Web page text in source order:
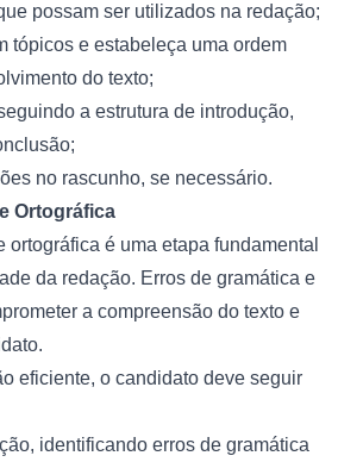
possam ser utilizados na redação;
tópicos e estabeleça uma ordem
do texto;
a estrutura de introdução,
no rascunho, se necessário.
Ortográfica
ortográfica é uma etapa fundamental
da redação. Erros de gramática e
a compreensão do texto e
eficiente, o candidato deve seguir
identificando erros de gramática